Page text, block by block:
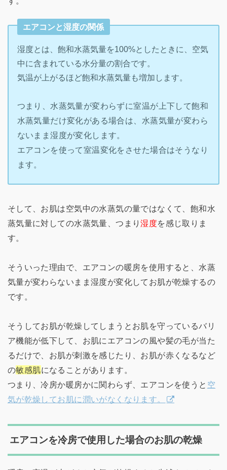
エアコンと湿度の関係
湿度とは、飽和水蒸気量を100%としたときに、空気
中に含まれている水分量の割合です。
気温が上がるほど飽和水蒸気量も増加します。
つまり、水蒸気量が変わらずに室温が上下して飽和
水蒸気量だけ変化がある場合は、水蒸気量が変わら
ないまま湿度が変化します。
エアコンを使って室温変化をさせた場合はそうなり
ます。
そして、お肌は空気中の水蒸気の量ではなくて、飽和水
蒸気量に対しての水蒸気量、つまり湿度を感じ取りま
す。
そういった理由で、エアコンの暖房を使用すると、水蒸
気量が変わらないまま湿度が変化してお肌が乾燥するの
です。
そうしてお肌が乾燥してしまうとお肌を守っているバリ
ア機能が低下して、お肌にエアコンの風や髪の毛が当た
るだけで、お肌が刺激を感じたり、お肌が赤くなるなど
の敏感肌になることがあります。
つまり、冷房か暖房かに関わらず、エアコンを使うと 空
気が乾燥してお肌に潤いがなくなります。
エアコンを冷房で使用した場合のお肌の乾燥